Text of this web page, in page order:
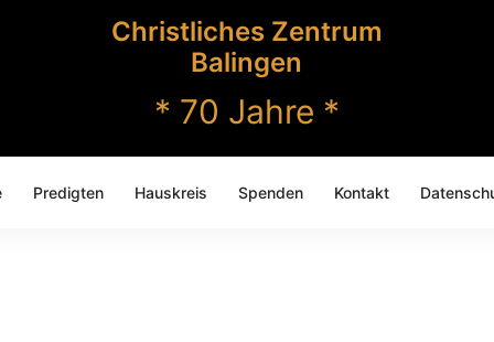
Christliches Zentrum
Balingen
* 70 Jahre *
Predigten Hauskreis Spenden Kontakt